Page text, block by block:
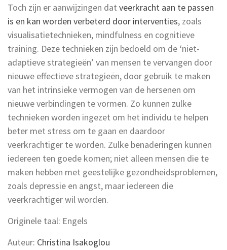
Toch zijn er aanwijzingen dat veerkracht aan te passen
is en kan worden verbeterd door interventies, zoals
visualisatietechnieken, mindfulness en cognitieve
training. Deze technieken zijn bedoeld om de ‘niet-
adaptieve strategieën’ van mensen te vervangen door
nieuwe effectieve strategieën, door gebruik te maken
van het intrinsieke vermogen van de hersenen om
nieuwe verbindingen te vormen. Zo kunnen zulke
technieken worden ingezet om het individu te helpen
beter met stress om te gaan en daardoor
veerkrachtiger te worden. Zulke benaderingen kunnen
iedereen ten goede komen; niet alleen mensen die te
maken hebben met geestelijke gezondheidsproblemen,
zoals depressie en angst, maar iedereen die
veerkrachtiger wil worden.
Originele taal: Engels
Auteur: Christina Isakoglou